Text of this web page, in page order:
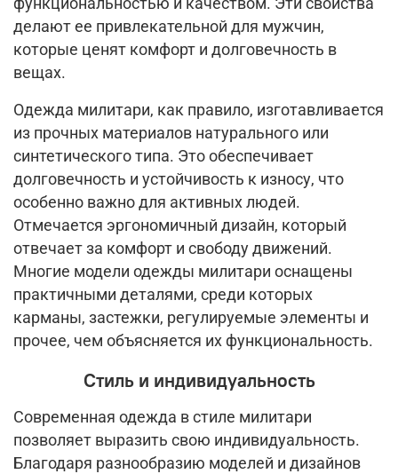
функциональностью и качеством. Эти свойства
делают ее привлекательной для мужчин,
которые ценят комфорт и долговечность в
вещах.
Одежда милитари, как правило, изготавливается
из прочных материалов натурального или
синтетического типа. Это обеспечивает
долговечность и устойчивость к износу, что
особенно важно для активных людей.
Отмечается эргономичный дизайн, который
отвечает за комфорт и свободу движений.
Многие модели одежды милитари оснащены
практичными деталями, среди которых
карманы, застежки, регулируемые элементы и
прочее, чем объясняется их функциональность.
Стиль и индивидуальность
Современная одежда в стиле милитари
позволяет выразить свою индивидуальность.
Благодаря разнообразию моделей и дизайнов